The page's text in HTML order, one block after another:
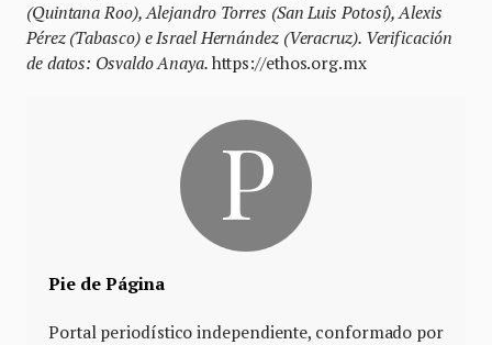
(Quintana Roo), Alejandro Torres (San Luis Potosí), Alexis
Pérez (Tabasco) e Israel Hernández (Veracruz). Verificación
de datos: Osvaldo Anaya. https://ethos.org.mx
Pie de Página
Portal periodístico independiente, conformado por